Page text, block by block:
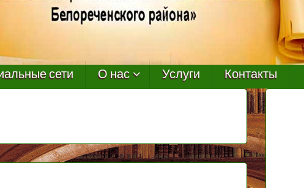
сети О нас Услуги Контакты